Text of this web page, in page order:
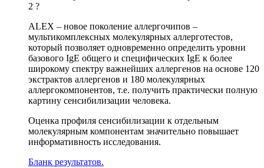
2 ?
ALEX – новое поколение аллергочипов –
мультикомплексных молекулярных аллерготестов,
который позволяет одновременно определить уровни
базового IgE общего и специфических IgE к более
широкому спектру важнейших аллергенов на основе 120
экстрактов аллергенов и 180 молекулярных
аллергокомпонентов, т.е. получить практически полную
картину сенсибилизации человека.
Оценка профиля сенсибилизации к отдельным
молекулярным компонентам значительно повышает
информативность исследования.
Бланк результатов.